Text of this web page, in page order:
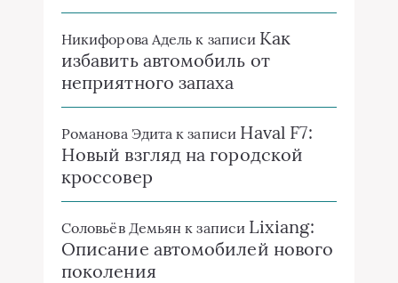
Никифорова Адель к записи Как
избавить автомобиль от
неприятного запаха
Романова Эдита к записи Haval F7:
Новый взгляд на городской
кроссовер
Соловьёв Демьян к записи Lixiang:
Описание автомобилей нового
поколения